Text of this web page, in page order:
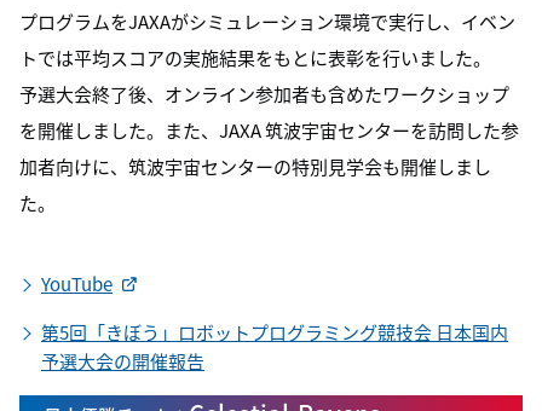
プログラムをJAXAがシミュレーション環境で実行し、イベン
トでは平均スコアの実施結果をもとに表彰を行いました。
予選大会終了後、オンライン参加者も含めたワークショップ
を開催しました。また、JAXA 筑波宇宙センターを訪問した参
加者向けに、筑波宇宙センターの特別見学会も開催しまし
た。
YouTube
第5回「きぼう」ロボットプログラミング競技会 日本国内
予選大会の開催報告